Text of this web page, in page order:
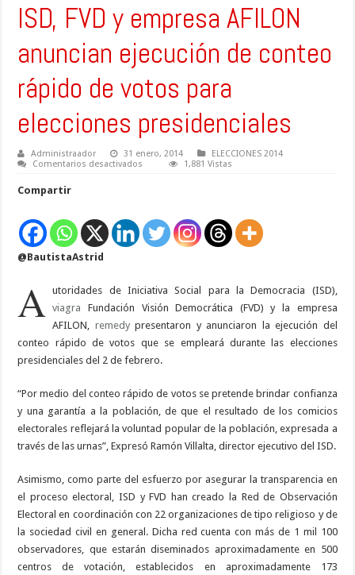
ISD, FVD y empresa AFILON
anuncian ejecución de conteo
rápido de votos para
elecciones presidenciales
Administraador 31 enero, 2014
ELECCIONES 2014
Comentarios desactivados
anuncian
ejecución
de
votos
elecciones
1,881 Vistas
Compartir
@BautistaAstrid
A utoridades de Iniciativa Social para la Democracia (ISD),
viagra Fundación Visión Democrática (FVD) y la empresa
AFILON, remedypresentaron y anunciaron la ejecución del
conteo rápido de votos que se empleará durante las elecciones
presidenciales del 2 de febrero.
“Por medio del conteo rápido de votos se pretende brindar confianza
y una garantía a la población, de que el resultado de los comicios
electorales reflejará la voluntad popular de la población, expresada a
través de las urnas”, Expresó Ramón Villalta, director ejecutivo del ISD.
Asimismo, como parte del esfuerzo por asegurar la transparencia en
el proceso electoral, ISD y FVD han creado la Red de Observación
Electoral en coordinación con 22 organizaciones de tipo religioso y de
la sociedad civil en general. Dicha red cuenta con más de 1 mil 100
observadores, que estarán diseminados aproximadamente en 500
centros de votación, establecidos en aproximadamente 173